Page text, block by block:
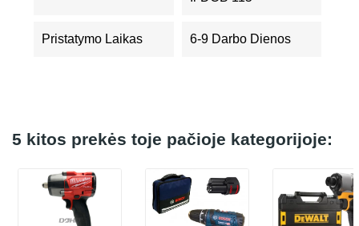
Pristatymo Laikas 6-9 Darbo Dienos
5 kitos prekės toje pačioje kategorijoje: